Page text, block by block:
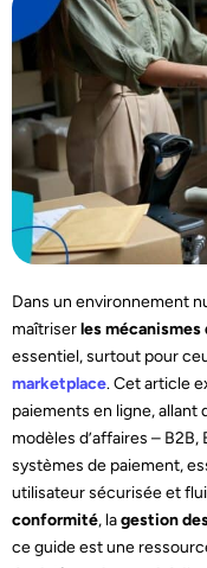
Dans un environnement
maîtriserles
essentiel, surtout pour
marketplace. Cet article
paiements en ligne,
modèles d’affaires – B2B,
systèmes de paiement,
utilisateur sécurisée et
conformité, lagestion
ce guide est une